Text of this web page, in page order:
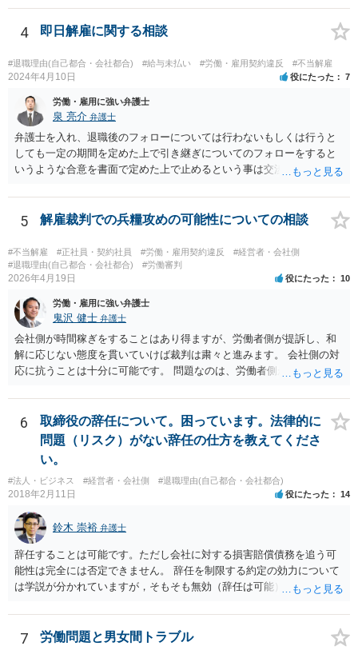
万が一、慰謝料請求が認められるにしても金額としては微々たるもの
かと思いますが、依頼する弁護士に詳細を説明したうえで指示を仰い
4 即日解雇に関する相談
#退職理由(自己都合・会社都合) #給与未払い #労働・雇用契約違反 #不当解雇
2024年4月10日 役にたった 7
労働・雇用に強い弁護士
泉 亮介 弁護士
弁護士を入れ、退職後のフォローについては行わないもしくは行うと
しても一定の期間を定めた上で引き継ぎについてのフォローをすると
いうような合意を書面で定めた上で止めるという事は交渉次第で可能
弁護士とすることができるため、会社からの連絡を止めることもでき
るかと思われます。 精神的に会社側と対応するのが苦痛であるという
場合には、弁護士を立てた上で退職についての条件面の交渉を行われ
ても良いでしょう。
5 解雇裁判での兵糧攻めの可能性についての相談
#不当解雇 #正社員・契約社員 #労働・雇用契約違反
#経営者・会社側
#退職理由(自己都合・会社都合)
#労働審判
2026年4月19日 役にたった 10
労働・雇用に強い弁護士
鬼沢 健士 弁護士
会社側が時間稼ぎをすることはあり得ますが、労働者側が提訴し、和
解に応じない態度を貫いていけば裁判は粛々と進みます。 会社側の対
応に抗うことは十分に可能です。 問題なのは、労働者側が「争わな
6
取締役の辞任について。困っています。法律的に
問題（リスク）がない辞任の仕方を教えてくださ
い。
#法人・ビジネス #経営者・会社側 #退職理由(自己都合・会社都合)
2018年2月11日 役にたった 14
鈴木 崇裕 弁護士
辞任することは可能です。ただし会社に対する損害賠償債務を追う可
能性は完全には否定できません。 辞任を制限する約定の効力について
は学説が分かれていますが，そもそも無効（辞任は可能）と考える説
る可能性があると考える説が有力です。 ただし，いずれの説をとった
場合でも，会社にとって「不利な時期」に辞任したときは，「やむを
得ない事由」がない限り，会社の損害を賠償しなければならなくなり
7 労働問題と男女間トラブル